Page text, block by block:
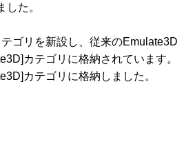
した。
ゴリを新設し、従来のEmulate3D
カテゴリに格納されています。
カテゴリに格納しました。